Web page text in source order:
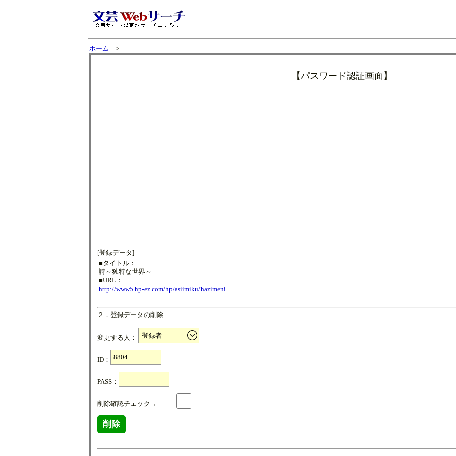
ホーム >
【パスワード認証画面】
[登録データ]
■タイトル：
詩～独特な世界～
■URL：
http://www5.hp-ez.com/hp/asiimiku/hazimeni
２．登録データの削除
変更する人：
ID：
PASS：
削除確認チェック→
削除